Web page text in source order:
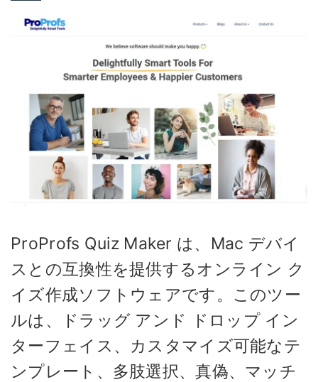
ProProfs Quiz Maker は、Mac デバイ
スとの互換性を提供するオンライン ク
イズ作成ソフトウェアです。このツー
ルは、ドラッグ アンド ドロップ イン
ターフェイス、カスタマイズ可能なテ
ンプレート、多肢選択、真偽、マッチ